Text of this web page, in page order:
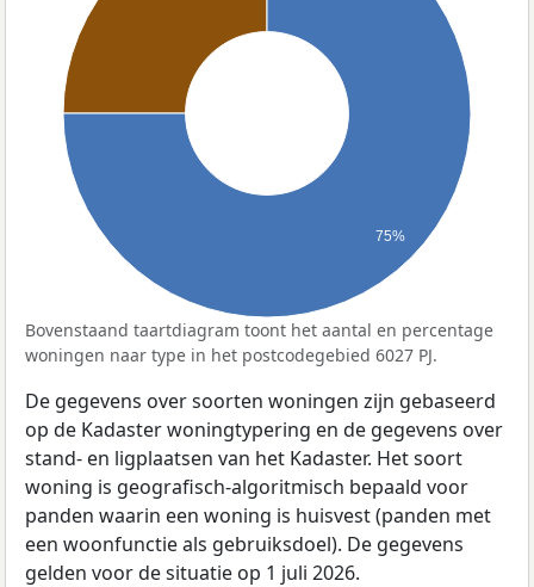
75%
Bovenstaand taartdiagram toont het aantal en percentage
woningen naar type in het postcodegebied 6027 PJ.
De gegevens over soorten woningen zijn gebaseerd
op de Kadaster woningtypering en de gegevens over
stand- en ligplaatsen van het Kadaster. Het soort
woning is geografisch-algoritmisch bepaald voor
panden waarin een woning is huisvest (panden met
een woonfunctie als gebruiksdoel). De gegevens
gelden voor de situatie op 1 juli 2026.